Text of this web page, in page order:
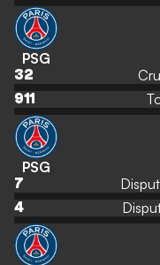
PSG
32
911
PSG
7
4